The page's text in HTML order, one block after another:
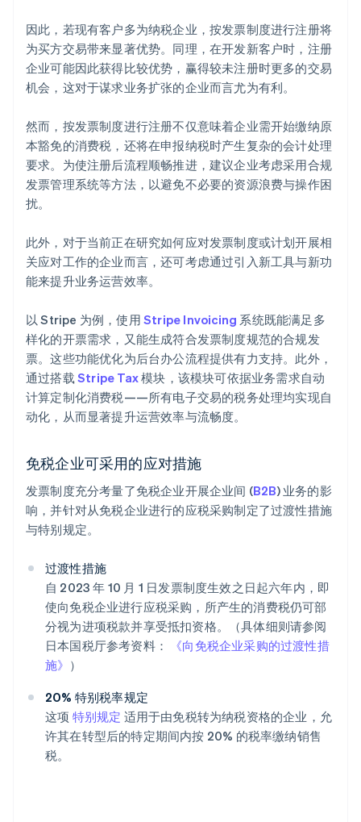
因此，若现有客户多为纳税企业，按发票制度进行注册将
为买方交易带来显著优势。同理，在开发新客户时，注册
企业可能因此获得比较优势，赢得较未注册时更多的交易
机会，这对于谋求业务扩张的企业而言尤为有利。
然而，按发票制度进行注册不仅意味着企业需开始缴纳原
本豁免的消费税，还将在申报纳税时产生复杂的会计处理
要求。为使注册后流程顺畅推进，建议企业考虑采用合规
发票管理系统等方法，以避免不必要的资源浪费与操作困
扰。
此外，对于当前正在研究如何应对发票制度或计划开展相
关应对工作的企业而言，还可考虑通过引入新工具与新功
能来提升业务运营效率。
以 Stripe 为例，使用 Stripe Invoicing 系统既能满足多
样化的开票需求，又能生成符合发票制度规范的合规发
票。这些功能优化为后台办公流程提供有力支持。此外，
通过搭载Stripe Tax模块，该模块可依据业务需求自动
计算定制化消费税——所有电子交易的税务处理均实现自
动化，从而显著提升运营效率与流畅度。
免税企业可采用的应对措施
发票制度充分考量了免税企业开展企业间 (B2B) 业务的影
响，并针对从免税企业进行的应税采购制定了过渡性措施
与特别规定。
过渡性措施
自 2023 年 10 月 1 日发票制度生效之日起六年内，即
使向免税企业进行应税采购，所产生的消费税仍可部
分视为进项税款并享受抵扣资格。（具体细则请参阅
日本国税厅参考资料：
《向免税企业采购的过渡性措
施》 ）
20% 特别税率规定
这项 特别规定 适用于由免税转为纳税资格的企业，允
许其在转型后的特定期间内按 20% 的税率缴纳销售
税。